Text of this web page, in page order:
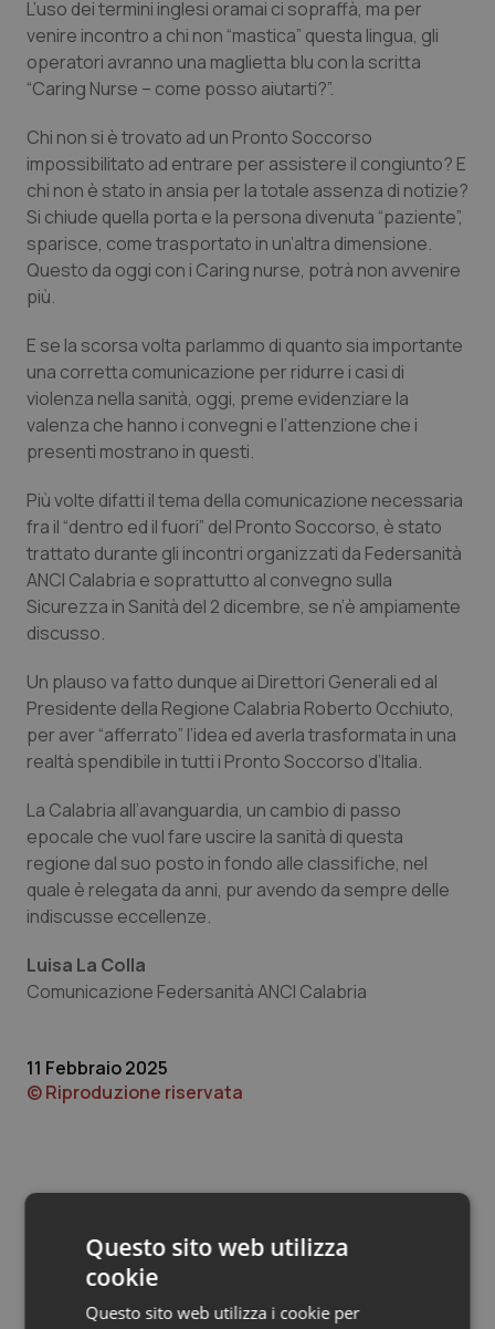
Friuli Venezia Giulia
Lazio
Liguria
Lombardia
Marche
Piemonte
Provincia Autonoma di Bolzano
Provincia Autonoma di Trento
Puglia
Sardegna
Toscana
Umbria
Valle D’Aosta
Veneto
Dermatite Atopica
Diabete & glucometri
Disturbi dell’umore
Dolore
Donna & Salute
HIV
Infezioni & Febbre
Ipertensione & Scompenso
Malattie rare
Malattia di Crohn & Rettocolite Ulcerosa
Obesità
Oftalmologia
Oncodermatologia
Oncoematologia
Oncologia & Nutrizione
Quotidiano Cardiologia
Quotidiano Pediatria
L’uso dei termini inglesi oramai ci sopraffà, ma per
venire incontro a chi non “mastica” questa lingua, gli
operatori avranno una maglietta blu con la scritta
“Caring Nurse – come posso aiutarti?”.
Chi non si è trovato ad un Pronto Soccorso
impossibilitato ad entrare per assistere il congiunto? E
chi non è stato in ansia per la totale assenza di notizie?
Si chiude quella porta e la persona divenuta “paziente”,
sparisce, come trasportato in un’altra dimensione.
Questo da oggi con i Caring nurse, potrà non avvenire
più.
E se la scorsa volta parlammo di quanto sia importante
una corretta comunicazione per ridurre i casi di
violenza nella sanità, oggi, preme evidenziare la
valenza che hanno i convegni e l’attenzione che i
presenti mostrano in questi.
Più volte difatti il tema della comunicazione necessaria
fra il “dentro ed il fuori” del Pronto Soccorso, è stato
trattato durante gli incontri organizzati da Federsanità
ANCI Calabria e soprattutto al convegno sulla
Sicurezza in Sanità del 2 dicembre, se n’è ampiamente
discusso.
Un plauso va fatto dunque ai Direttori Generali ed al
Presidente della Regione Calabria Roberto Occhiuto,
per aver “afferrato” l’idea ed averla trasformata in una
realtà spendibile in tutti i Pronto Soccorso d’Italia.
La Calabria all’avanguardia, un cambio di passo
epocale che vuol fare uscire la sanità di questa
regione dal suo posto in fondo alle classifiche, nel
quale è relegata da anni, pur avendo da sempre delle
indiscusse eccellenze.
Luisa La Colla
Comunicazione Federsanità ANCI Calabria
11 Febbraio 2025
© Riproduzione riservata
Potrebbe interessarti in
Calabria
Questo sito web utilizza
cookie
Questo sito web utilizza i cookie per